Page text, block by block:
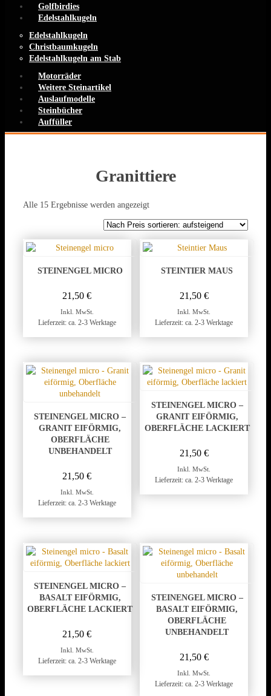
Golfbirdies
Edelstahlkugeln
Edelstahlkugeln
Christbaumkugeln
Edelstahlkugeln am Stab
Motorräder
Weitere Steinartikel
Auslaufmodelle
Steinbücher
Auffüller
Granittiere
Alle 15 Ergebnisse werden angezeigtNach
sortiert:
aufsteigend
STEINENGEL MICRO
21,50€
Inkl. MwSt.
Lieferzeit: ca. 2-3 Werktage
STEINTIER MAUS
21,50 €
Inkl. MwSt.
Lieferzeit: ca. 2-3 Werktage
STEINENGEL MICRO –
GRANIT EIFÖRMIG,
OBERFLÄCHE
UNBEHANDELT
21,50€
Inkl. MwSt.
Lieferzeit: ca. 2-3 Werktage
STEINENGEL MICRO –
GRANIT EIFÖRMIG,
OBERFLÄCHE LACKIERT
21,50 €
Inkl. MwSt.
Lieferzeit: ca. 2-3 Werktage
STEINENGEL MICRO –
BASALT EIFÖRMIG,
OBERFLÄCHE LACKIERT
21,50€
Inkl. MwSt.
Lieferzeit: ca. 2-3 Werktage
STEINENGEL MICRO –
BASALT EIFÖRMIG,
OBERFLÄCHE
UNBEHANDELT
21,50 €
Inkl. MwSt.
Lieferzeit: ca. 2-3 Werktage